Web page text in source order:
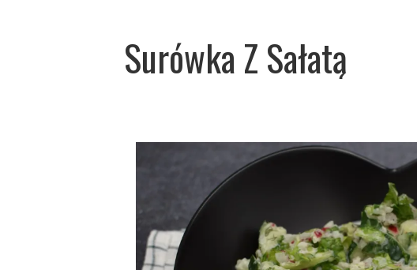
Surówka Z Sałatą